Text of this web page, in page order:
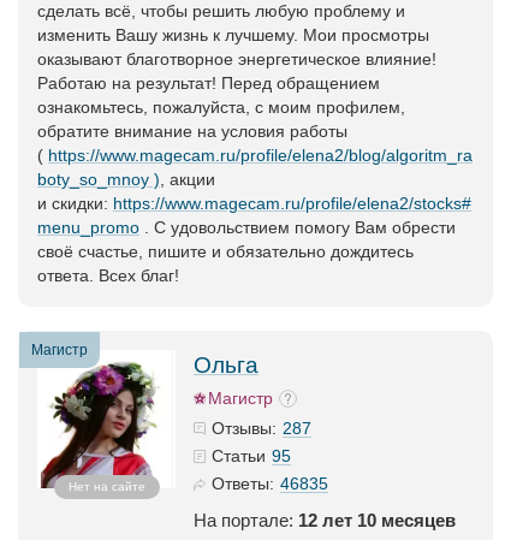
сделать всё, чтобы решить любую проблему и
изменить Вашу жизнь к лучшему. Мои просмотры
оказывают благотворное энергетическое влияние!
Работаю на результат! Перед обращением
ознакомьтесь, пожалуйста, с моим профилем,
обратите внимание на условия работы
( https://www.magecam.ru/profile/elena2/blog/algoritm_ra
boty_so_mnoy ) , акции
и скидки: https://www.magecam.ru/profile/elena2/stocks#
menu_promo . С удовольствием помогу Вам обрести
своё счастье, пишите и обязательно дождитесь
ответа. Всех благ!
Магистр
Нет на сайте
Ольга
Магистр
Отзывы: 287
Статьи 95
Ответы: 46835
На портале: 12 лет 10 месяцев